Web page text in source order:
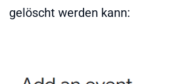
gelöscht werden kann: